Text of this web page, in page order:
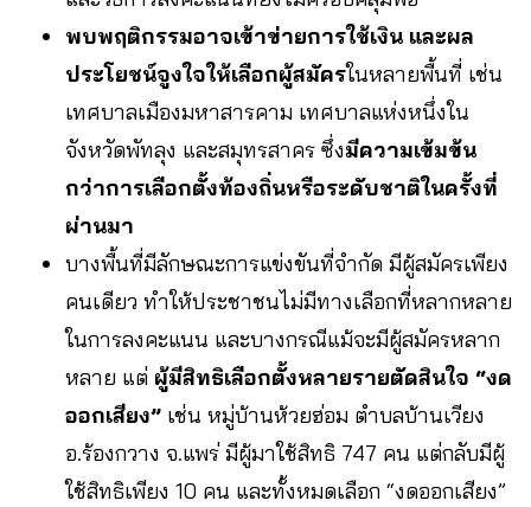
พบพฤติกรรมอาจเข้าข่ายการใช้เงิน และผล
ประโยชน์จูงใจให้เลือกผู้สมัครในหลายพื้นที่ เช่น
เทศบาลเมืองมหาสารคาม เทศบาลแห่งหนึ่งใน
จังหวัดพัทลุง และสมุทรสาคร ซึ่งมีความเข้มข้น
กว่าการเลือกตั้งท้องถิ่นหรือระดับชาติในครั้งที่
ผ่านมา
บางพื้นที่มีลักษณะการแข่งขันที่จำกัด มีผู้สมัครเพียง
คนเดียว ทำให้ประชาชนไม่มีทางเลือกที่หลากหลาย
ในการลงคะแนน และบางกรณีแม้จะมีผู้สมัครหลาก
หลาย แต่ ผู้มีสิทธิเลือกตั้งหลายรายตัดสินใจ “งด
ออกเสียง” เช่น หมู่บ้านห้วยฮ่อม ตำบลบ้านเวียง
อ.ร้องกวาง จ.แพร่ มีผู้มาใช้สิทธิ 747 คน แต่กลับมีผู้
ใช้สิทธิเพียง 10 คน และทั้งหมดเลือก “งดออกเสียง”